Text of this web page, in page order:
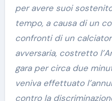
per avere suoi
tempo, a causa di un
confronti di un
avversaria, costretto
gara per circa due
veniva effettuato
contro la